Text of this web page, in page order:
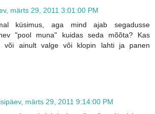
märts 29, 2011 3:01:00 PM
küsimus, aga mind ajab segadusse
"pool muna" kuidas seda mõõta? Kas
või ainult valge või klopin lahti ja panen
märts 29, 2011 9:14:00 PM